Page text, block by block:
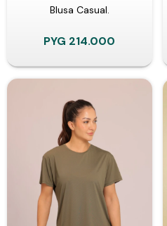
Blusa Casual.
PYG 214.000